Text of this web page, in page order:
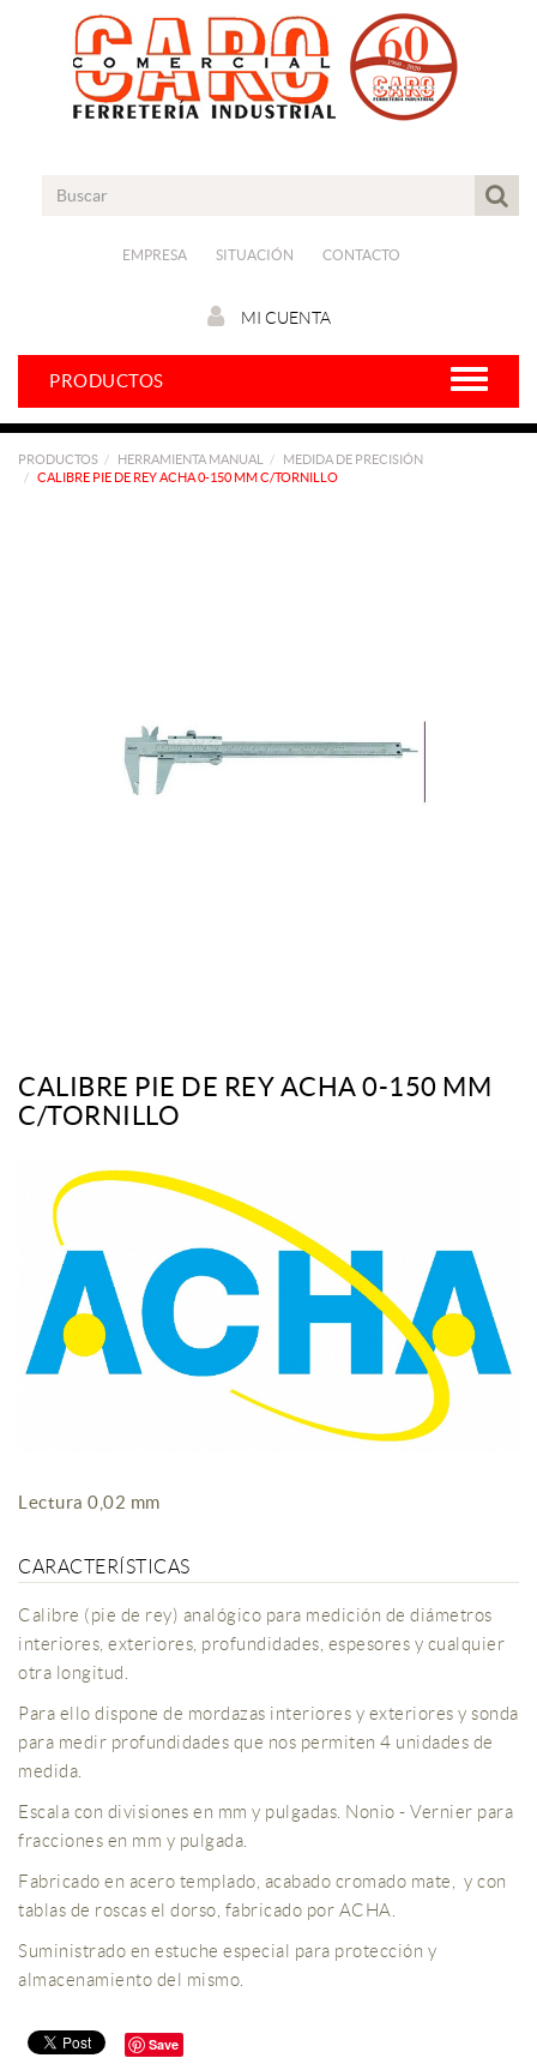
EMPRESA SITUACIÓN CONTACTO
MI CUENTA
PRODUCTOS
PRODUCTOS HERRAMIENTA MANUAL
MEDIDA DE PRECISIÓN
CALIBRE PIE DE REY ACHA 0-150 MM C/TORNILLO
CALIBRE PIE DE REY ACHA 0-150 MM
C/TORNILLO
Lectura 0,02 mm
CARACTERÍSTICAS
Calibre (pie de rey) analógico para medición de diámetros
interiores, exteriores, profundidades, espesores y cualquier
otra longitud.
Para ello dispone de mordazas interiores y exteriores y sonda
para medir profundidades que nos permiten 4 unidades de
medida.
Escala con divisiones en mm y pulgadas. Nonio - Vernier para
fracciones en mm y pulgada.
Fabricado en acero templado, acabado cromado mate, y con
tablas de roscas el dorso, fabricado por ACHA.
Suministrado en estuche especial para protección y
almacenamiento del mismo.
Save